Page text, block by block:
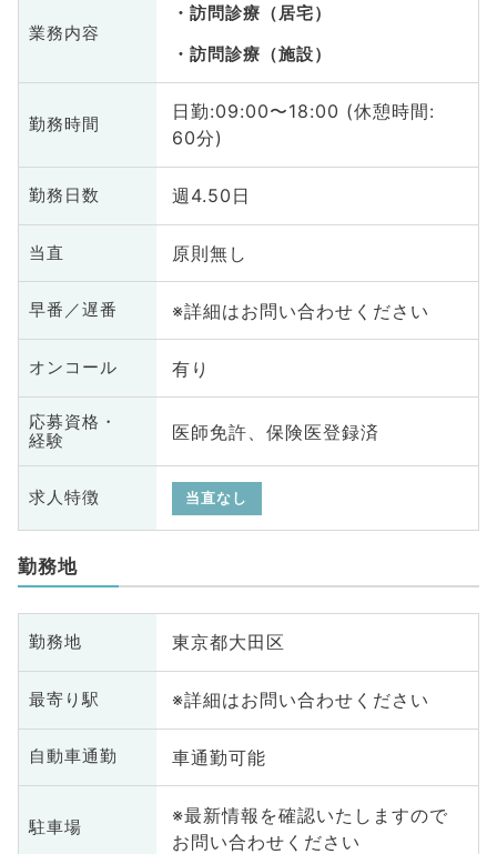
業務内容
訪問診療（居宅）
訪問診療（施設）
勤務時間
日勤:09:00〜18:00 (休憩時間:
60分)
勤務日数 週4.50日
当直 原則無し
早番／遅番 ※詳細はお問い合わせください
オンコール 有り
応募資格・
経験
医師免許、保険医登録済
求人特徴 当直なし
勤務地
勤務地 東京都大田区
最寄り駅 ※詳細はお問い合わせください
自動車通勤 車通勤可能
駐車場
※最新情報を確認いたしますので
お問い合わせください